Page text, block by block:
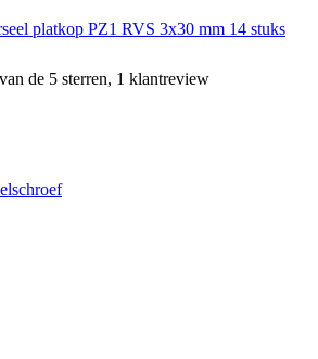
platkop PZ1 RVS 3x30 mm 14 stuks
de 5 sterren, 1 klantreview